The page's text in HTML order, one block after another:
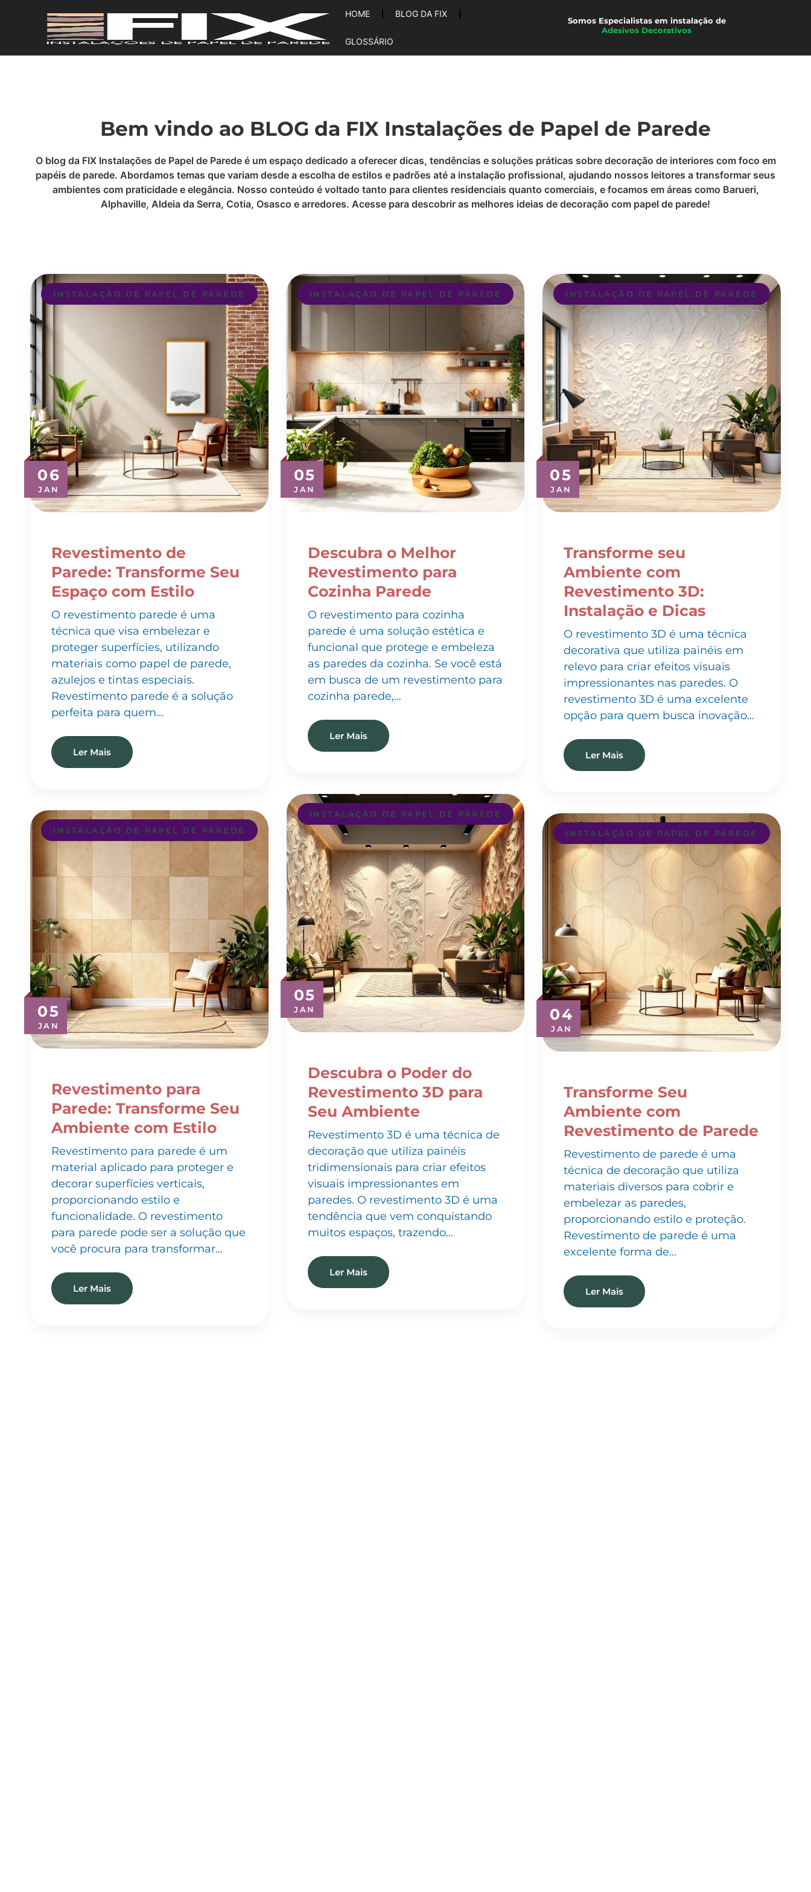
HOME BLOG DA FIX Somos Especialistas em instalação de
papéis de parede. Abordamos temas que variam desde a escolha de estilos e padrões até a instalação profissional, ajudando nossos leitores a transformar seus
ambientes com praticidade e elegância. Nosso conteúdo é voltado tanto para clientes residenciais quanto comerciais, e focamos em áreas como Barueri,
Alphaville, Aldeia da Serra, Cotia, Osasco e arredores. Acesse para descobrir as melhores ideias de decoração com papel de parede!
06
JAN
INSTALAÇÃO DE PAPEL DE PAREDE
Parede: Transforme Seu
Espaço com Estilo
O revestimento parede é uma
técnica que visa embelezar e
proteger superfícies, utilizando
materiais como papel de parede,
azulejos e tintas especiais.
Revestimento parede é a solução
perfeita para quem…
Ler Mais
05
JAN
INSTALAÇÃO DE PAPEL DE PAREDE
Revestimento para
Cozinha Parede
O revestimento para cozinha
parede é uma solução estética e
funcional que protege e embeleza
as paredes da cozinha. Se você está
em busca de um revestimento para
cozinha parede,…
Ler Mais
05
JAN
INSTALAÇÃO DE PAPEL DE PAREDE
Ambiente com
Revestimento 3D:
Instalação e Dicas
O revestimento 3D é uma técnica
decorativa que utiliza painéis em
relevo para criar efeitos visuais
impressionantes nas paredes. O
revestimento 3D é uma excelente
opção para quem busca inovação…
Ler Mais
05
JAN
INSTALAÇÃO DE PAPEL DE PAREDE
Revestimento 3D para
Seu Ambiente
Revestimento 3D é uma técnica de
decoração que utiliza painéis
tridimensionais para criar efeitos
visuais impressionantes em
paredes. O revestimento 3D é uma
tendência que vem conquistando
muitos espaços, trazendo…
Ler Mais
05
JAN
INSTALAÇÃO DE PAPEL DE PAREDE
Parede: Transforme Seu
Ambiente com Estilo
Revestimento para parede é um
material aplicado para proteger e
decorar superfícies verticais,
proporcionando estilo e
funcionalidade. O revestimento
para parede pode ser a solução que
você procura para transformar…
Ler Mais
04
JAN
INSTALAÇÃO DE PAPEL DE PAREDE
Ambiente com
Revestimento de Parede
Revestimento de parede é uma
técnica de decoração que utiliza
materiais diversos para cobrir e
embelezar as paredes,
proporcionando estilo e proteção.
Revestimento de parede é uma
excelente forma de…
Ler Mais